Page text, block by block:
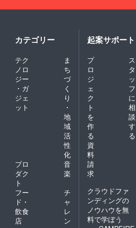
カテゴリー
テク
ノロ
ジー
・ガ
ジェ
ット
ま
ち
づ
く
り
・
地
域
活
性
化
プロ
ダク
ト
音
楽
フー
ド・
飲食
店
チ
ャ
レ
ン
起案サポート
プ
ロ
ジ
ェ
ク
ト
を
作
る
ス
タ
ッ
フ
に
相
談
す
る
資
料
請
求
クラウドファ
ンディングの
ノウハウを無
料で学ぼう